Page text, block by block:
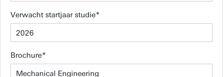
Verwacht startjaar studie
Brochure